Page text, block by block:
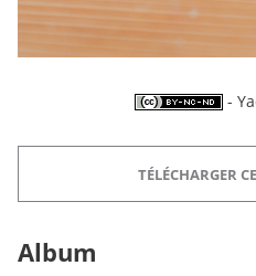
-
TÉLÉCHARGER
Album